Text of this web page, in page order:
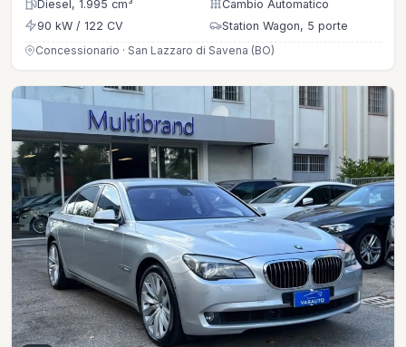
Diesel, 1.995 cm³
Cambio Automatico
90 kW / 122 CV
Station Wagon, 5 porte
Concessionario · San Lazzaro di Savena (BO)